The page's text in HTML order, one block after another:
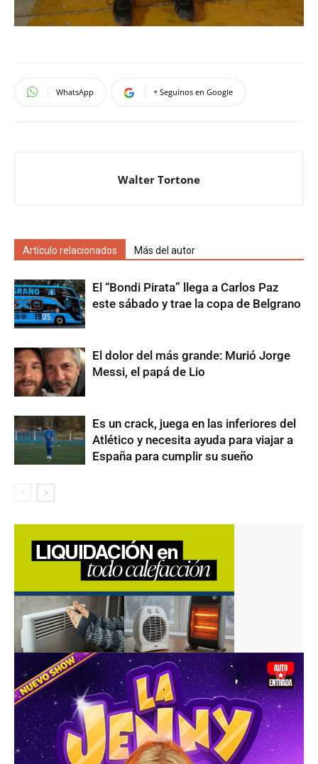
WhatsApp + Seguinos en Google
Walter Tortone
Artículo relacionados Más del autor
El “Bondi Pirata” llega a Carlos Paz
este sábado y trae la copa de Belgrano
El dolor del más grande: Murió Jorge
Messi, el papá de Lio
Es un crack, juega en las inferiores del
Atlético y necesita ayuda para viajar a
España para cumplir su sueño